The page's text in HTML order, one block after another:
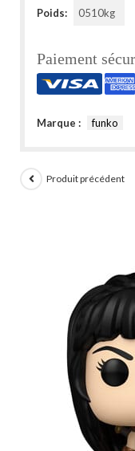
Poids: 0510kg
Paiement
Marque : funko
Produit précédent